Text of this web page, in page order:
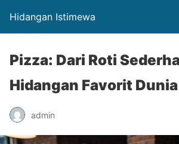
Hidangan Istimewa
Pizza: Dari Roti
Hidangan Favorit Dunia
admin